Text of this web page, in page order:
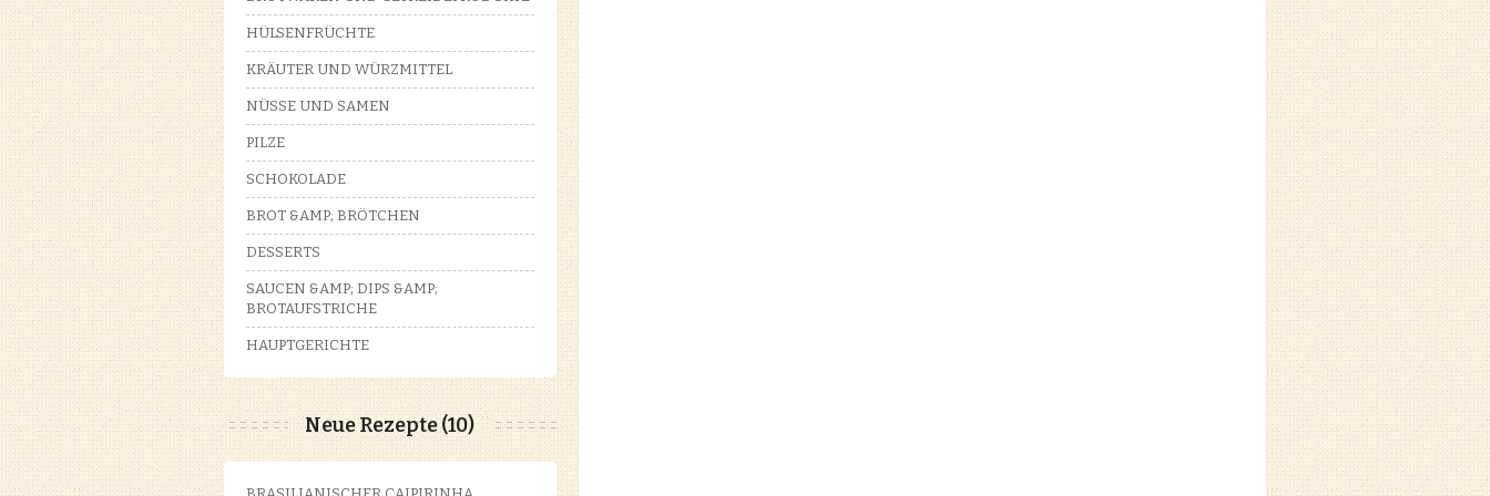
HÜLSENFRÜCHTE
KRÄUTER UND WÜRZMITTEL
NÜSSE UND SAMEN
PILZE
SCHOKOLADE
BROT &AMP; BRÖTCHEN
DESSERTS
SAUCEN &AMP; DIPS &AMP;
BROTAUFSTRICHE
HAUPTGERICHTE
Neue Rezepte (10)